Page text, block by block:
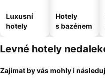
Luxusní
hotely
Hotely
s bazénem
Levné hotely
Zajímat by vás mohly i